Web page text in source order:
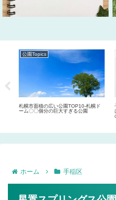
公園Topics
札幌市面積の広い公園TOP10-札幌ド
ーム〇〇個分の巨大すぎる公園
ホーム 手稲区